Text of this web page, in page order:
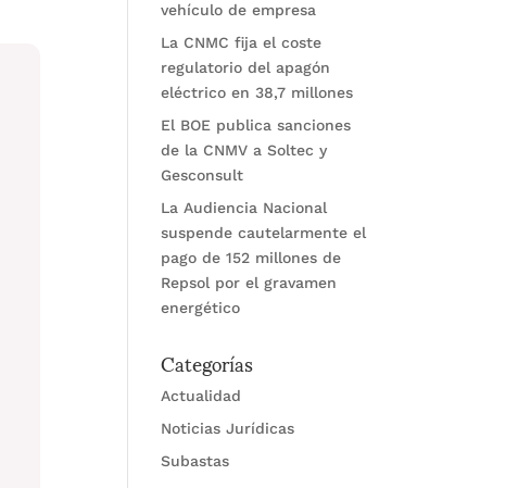
vehículo de empresa
La CNMC fija el coste
regulatorio del apagón
eléctrico en 38,7 millones
El BOE publica sanciones
de la CNMV a Soltec y
Gesconsult
La Audiencia Nacional
suspende cautelarmente el
pago de 152 millones de
Repsol por el gravamen
energético
Categorías
Actualidad
Noticias Jurídicas
Subastas